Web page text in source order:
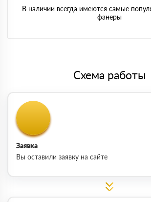
В наличии всегда имеются самые
фанеры
Схема работы
Заявка
Вы оставили заявку на сайте